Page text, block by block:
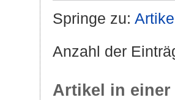
Springe zu:
Anzahl der
Artikel in